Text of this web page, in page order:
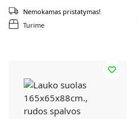
Turime
Nemokamas pristatymas!